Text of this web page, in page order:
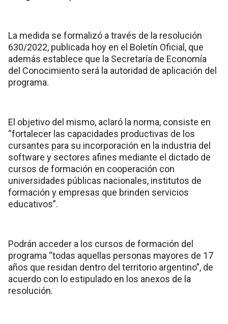
La medida se formalizó a través de la resolución
630/2022, publicada hoy en el Boletín Oficial, que
además establece que la Secretaría de Economía
del Conocimiento será la autoridad de aplicación del
programa.
El objetivo del mismo, aclaró la norma, consiste en
“fortalecer las capacidades productivas de los
cursantes para su incorporación en la industria del
software y sectores afines mediante el dictado de
cursos de formación en cooperación con
universidades públicas nacionales, institutos de
formación y empresas que brinden servicios
educativos”.
Podrán acceder a los cursos de formación del
programa “todas aquellas personas mayores de 17
años que residan dentro del territorio argentino”, de
acuerdo con lo estipulado en los anexos de la
resolución.